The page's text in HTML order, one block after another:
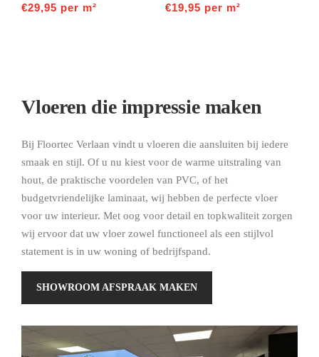
€29,95 per m² €19,95 per m²
Vloeren die impressie maken
Bij Floortec Verlaan vindt u vloeren die aansluiten bij iedere
smaak en stijl. Of u nu kiest voor de warme uitstraling van
hout, de praktische voordelen van PVC, of het
budgetvriendelijke laminaat, wij hebben de perfecte vloer
voor uw interieur. Met oog voor detail en topkwaliteit zorgen
wij ervoor dat uw vloer zowel functioneel als een stijlvol
statement is in uw woning of bedrijfspand.
SHOWROOM AFSPRAAK MAKEN